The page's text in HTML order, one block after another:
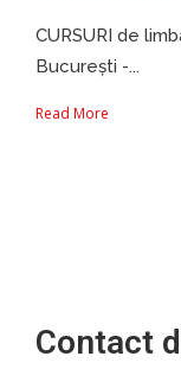
CURSURI de
București -...
Read More
Contact